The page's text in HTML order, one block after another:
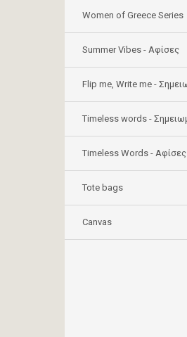
Women of Greece Series
Summer Vibes - Αφίσες
Flip me, Write me -
Timeless words -
Timeless Words - Aφίσες
Tote bags
Canvas